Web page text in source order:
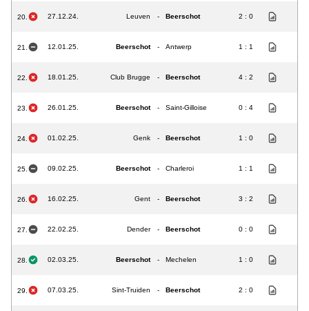
20. 27.12.24. Leuven - Beerschot 2 : 0
21. 12.01.25. Beerschot - Antwerp 1 : 1
22. 18.01.25. Club Brugge - Beerschot 4 : 2
23. 26.01.25. Beerschot - Saint-Gilloise 0 : 4
24. 01.02.25. Genk - Beerschot 1 : 0
25. 09.02.25. Beerschot - Charleroi 1 : 1
26. 16.02.25. Gent - Beerschot 3 : 2
27. 22.02.25. Dender - Beerschot 0 : 0
28. 02.03.25. Beerschot - Mechelen 1 : 0
29. 07.03.25. Sint-Truiden - Beerschot 2 : 0